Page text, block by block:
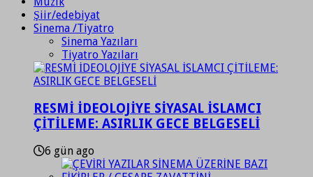
Şiir/edebiyat
Sinema /Tiyatro
Sinema Yazıları
Tiyatro Yazıları
RESMİ İDEOLOJİYE SİYASAL İSLAMCI
ÇİTİLEME: ASIRLIK GECE BELGESELİ
6 gün ago